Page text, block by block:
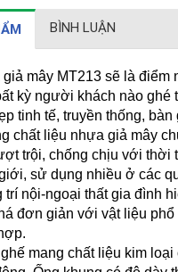
BÌNH LUẬN
mây MT213 sẽ là
kỳ người khách nào
tinh tế, truyền thống,
chất liệu nhựa giả mây
trội, chống chịu với
sử dụng nhiều ở các
trí nội-ngoại thất gia đình
đơn giản với vật liệu
mang chất liệu kim